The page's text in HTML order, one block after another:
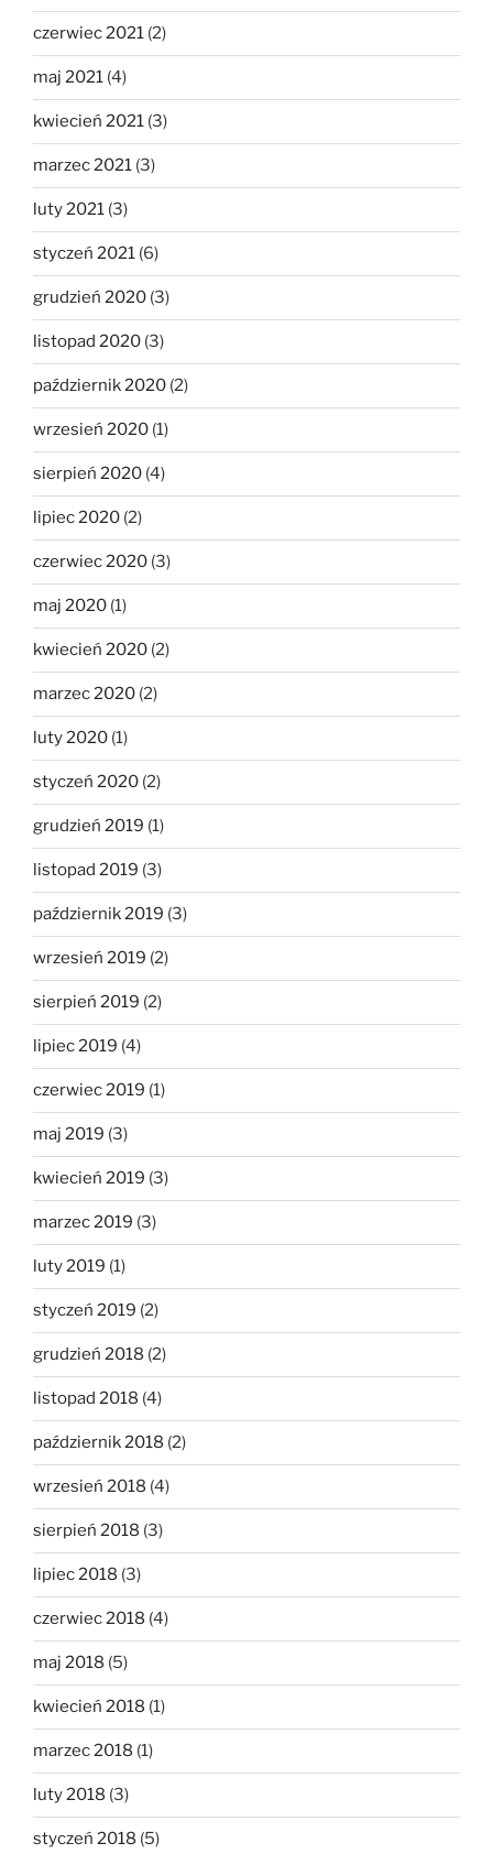
czerwiec 2021 (2)
maj 2021 (4)
kwiecień 2021 (3)
marzec 2021 (3)
luty 2021 (3)
styczeń 2021 (6)
grudzień 2020 (3)
listopad 2020 (3)
październik 2020 (2)
wrzesień 2020 (1)
sierpień 2020 (4)
lipiec 2020 (2)
czerwiec 2020 (3)
maj 2020 (1)
kwiecień 2020 (2)
marzec 2020 (2)
luty 2020 (1)
styczeń 2020 (2)
grudzień 2019 (1)
listopad 2019 (3)
październik 2019 (3)
wrzesień 2019 (2)
sierpień 2019 (2)
lipiec 2019 (4)
czerwiec 2019 (1)
maj 2019 (3)
kwiecień 2019 (3)
marzec 2019 (3)
luty 2019 (1)
styczeń 2019 (2)
grudzień 2018 (2)
listopad 2018 (4)
październik 2018 (2)
wrzesień 2018 (4)
sierpień 2018 (3)
lipiec 2018 (3)
czerwiec 2018 (4)
maj 2018 (5)
kwiecień 2018 (1)
marzec 2018 (1)
luty 2018 (3)
styczeń 2018 (5)